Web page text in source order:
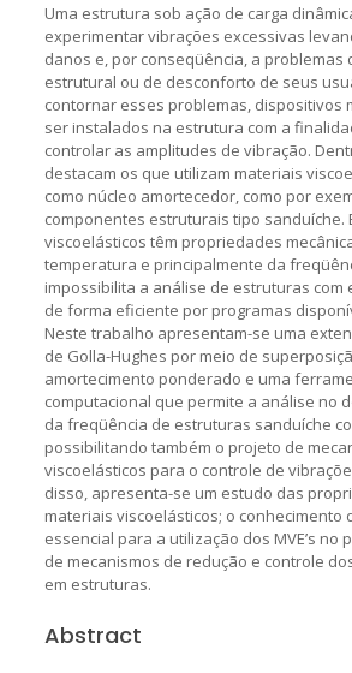
Uma estrutura sob ação de carga
experimentar vibrações excessivas
danos e, por conseqüência, a problemas
estrutural ou de desconforto de seus
contornar esses problemas, dispositivos
ser instalados na estrutura com a
controlar as amplitudes de vibração.
destacam os que utilizam materiais
como núcleo amortecedor, como por
componentes estruturais tipo sanduíche.
viscoelásticos têm propriedades
temperatura e principalmente da
impossibilita a análise de estruturas com
de forma eficiente por programas
Neste trabalho apresentam-se uma
de Golla-Hughes por meio de
amortecimento ponderado e uma
computacional que permite a análise no
da freqüência de estruturas sanduíche
possibilitando também o projeto de
viscoelásticos para o controle de
disso, apresenta-se um estudo das
materiais viscoelásticos; o conhecimento
essencial para a utilização dos MVE’s no
de mecanismos de redução e controle
em estruturas.
Abstract